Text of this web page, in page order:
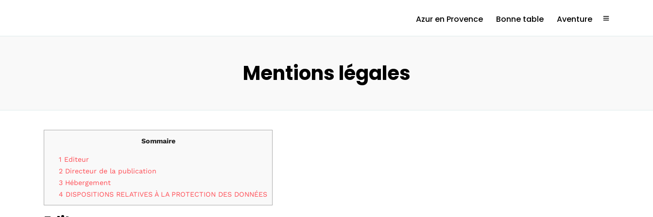
Azur en Provence Bonne table Aventure
Mentions légales
Sommaire
1 Editeur
2 Directeur de la publication
3 Hébergement
4 DISPOSITIONS RELATIVES À LA PROTECTION DES DONNÉES